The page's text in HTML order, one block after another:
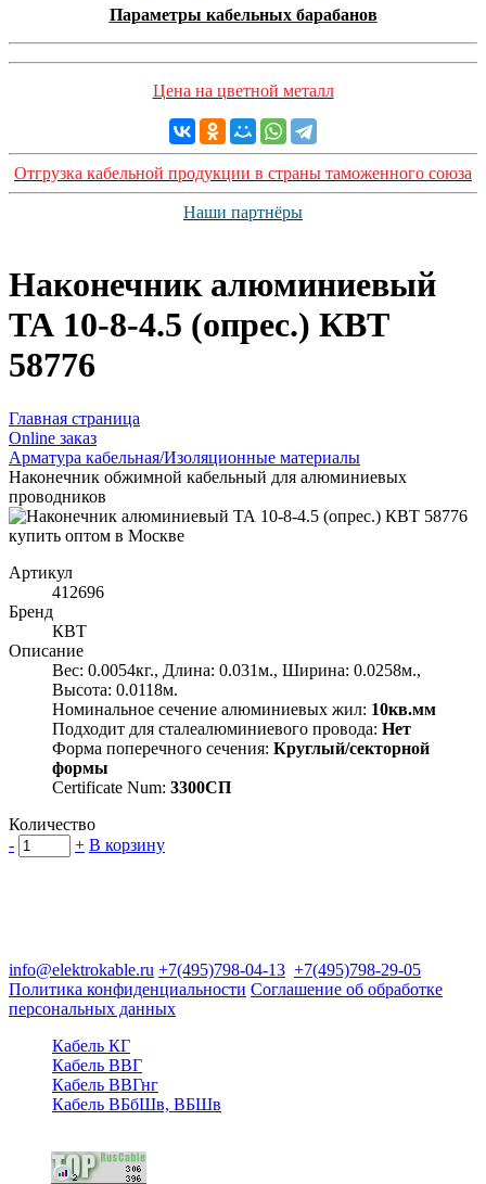
Параметры кабельных барабанов
Цена на цветной металл
Отгрузка кабельной продукции в страны таможенного союза
Наши партнёры
Наконечник алюминиевый
ТА 10-8-4.5 (опрес.) КВТ
58776
Главная страница
Оnline заказ
Арматура кабельная/Изоляционные материалы
Наконечник обжимной кабельный для алюминиевых
проводников
Артикул
412696
Бренд
КВТ
Описание
Вес: 0.0054кг., Длина: 0.031м., Ширина: 0.0258м.,
Высота: 0.0118м.
Номинальное сечение алюминиевых жил: 10кв.мм
Подходит для сталеалюминиевого провода: Нет
Форма поперечного сечения: Круглый/секторной
формы
Certificate Num: 3300СП
Количество
-
+ В корзину
info@elektrokable.ru +7(495)798-04-13 +7(495)798-29-05
Политика конфиденциальности Соглашение об обработке
персональных данных
Кабель КГ
Кабель ВВГ
Кабель ВВГнг
Кабель ВБбШв, ВБШв